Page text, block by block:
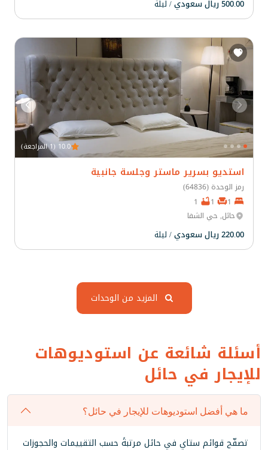
500.00 ريال سعودي / ليلة
10.0 (1 المراجعة)
استديو بسرير ماستر وجلسة جانبية
رمز الوحدة (64836)
حائل, حي الشفا
220.00 ريال سعودي / ليلة
المزيد من الوحدات
أسئلة شائعة عن استوديوهات
للإيجار في حائل
ما هي أفضل استوديوهات للإيجار في حائل؟
تصفّح قوائم ستاي في حائل مرتبةً حسب التقييمات والحجوزات